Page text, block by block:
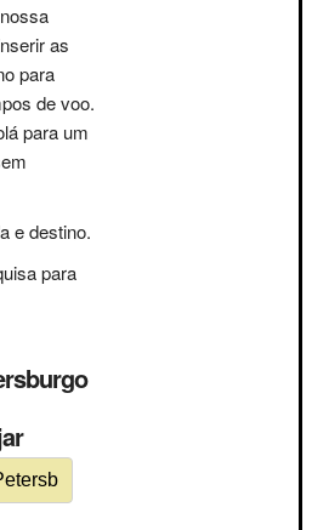
as
para
de voo.
para um
e destino.
para